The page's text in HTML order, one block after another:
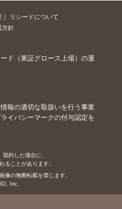
リシードについて
方針
ド（東証グロース上場）の運
報の適切な取扱いを行う事業
イバシーマークの付与認定を
約した場合に、
ることがあります。
像の無断転載を禁じます。
Inc.